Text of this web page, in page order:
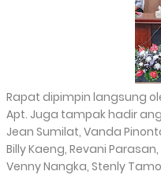
Rapat dipimpin langsung
Apt. Juga tampak hadir
Jean Sumilat, Vanda
Billy Kaeng, Revani
Venny Nangka, Stenly